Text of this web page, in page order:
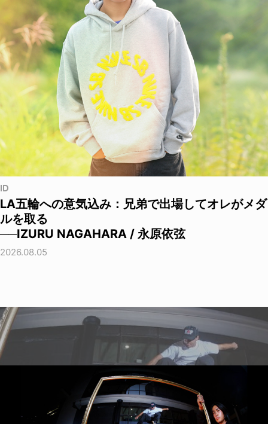
ID
LA五輪への意気込み：兄弟で出場してオレがメダ
ルを取る
──IZURU NAGAHARA / 永原依弦
2026.08.05